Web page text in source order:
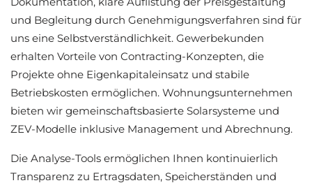
und Begleitung durch Genehmigungsverfahren sind für
uns eine Selbstverständlichkeit. Gewerbekunden
erhalten Vorteile von Contracting-Konzepten, die
Projekte ohne Eigenkapitaleinsatz und stabile
Betriebskosten ermöglichen. Wohnungsunternehmen
bieten wir gemeinschaftsbasierte Solarsysteme und
ZEV-Modelle inklusive Management und Abrechnung.
Die Analyse-Tools ermöglichen Ihnen kontinuierlich
Transparenz zu Ertragsdaten, Speicherständen und